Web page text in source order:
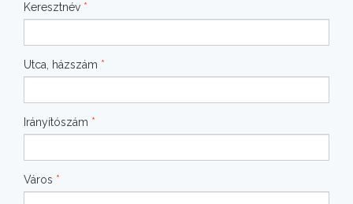
Keresztnév *
Utca, házszám *
Irányítószám *
Város *